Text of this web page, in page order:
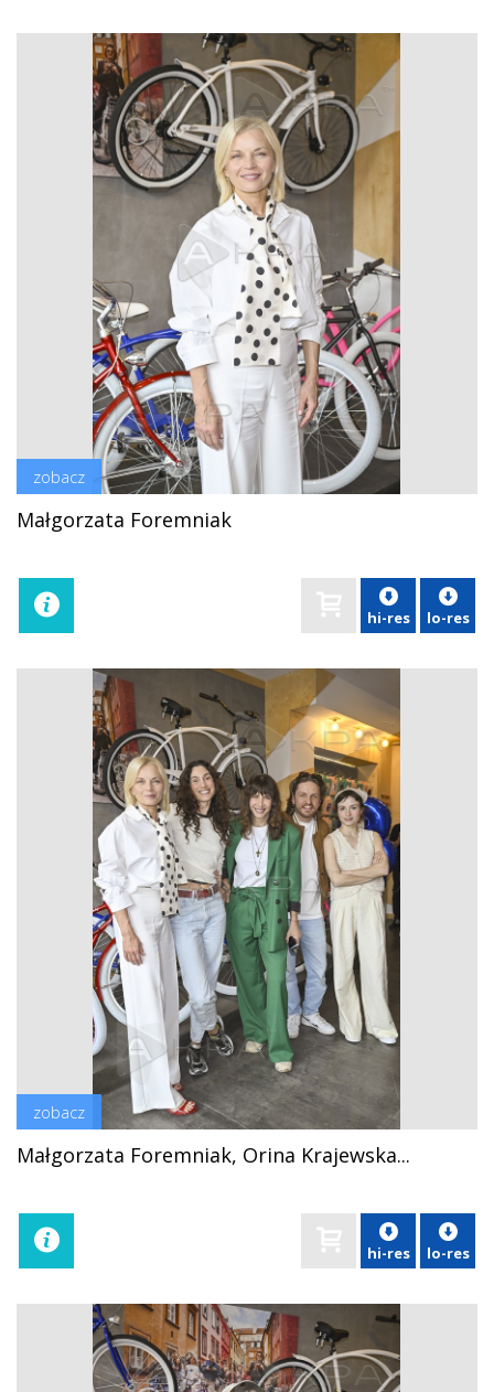
zobacz
Małgorzata Foremniak
hi-res lo-res
zobacz
Małgorzata Foremniak, Orina Krajewska...
hi-res lo-res